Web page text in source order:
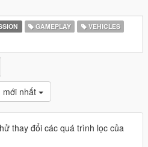
GAMEPLAY
VEHICLES
mới nhất
thay đổi các quá trình lọc của